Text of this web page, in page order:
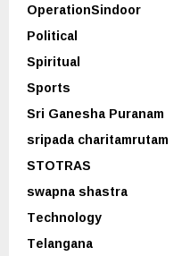
OperationSindoor
Political
Spiritual
Sports
Sri Ganesha Puranam
sripada charitamrutam
STOTRAS
swapna shastra
Technology
Telangana